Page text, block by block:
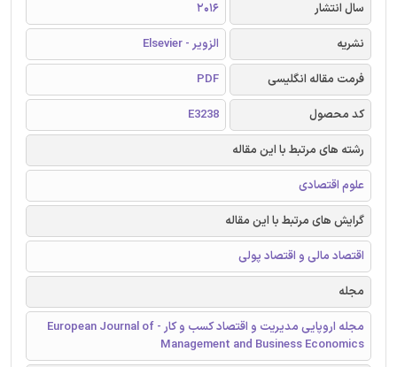
سال انتشار
2016
نشریه
الزویر - Elsevier
فرمت مقاله انگلیسی
PDF
کد محصول
E3238
رشته های مرتبط با این مقاله
علوم اقتصادی
گرایش های مرتبط با این مقاله
اقتصاد مالی و اقتصاد پولی
مجله
مجله اروپایی مدیریت و اقتصاد کسب و کار - European Journal of
Management and Business Economics